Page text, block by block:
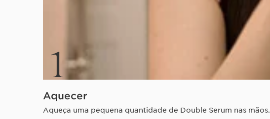
1
Aquecer
Aqueça uma pequena quantidade de Double Serum nas mãos.